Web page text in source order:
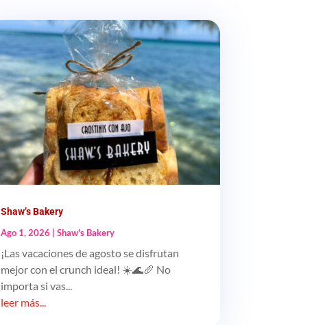
Shaw’s Bakery
Ago 1, 2026 |Shaw's Bakery
¡Las vacaciones de agosto se disfrutan
mejor con el crunch ideal! ☀️🌊🥖 No
importa si vas...
leer más...